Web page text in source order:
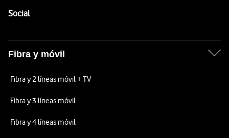
SocialEnlaces a las redes sociales de Vodafone
Fibra y móvil
Fibra y 2 líneas móvil + TV
Fibra y 3 líneas móvil
Fibra y 4 líneas móvil